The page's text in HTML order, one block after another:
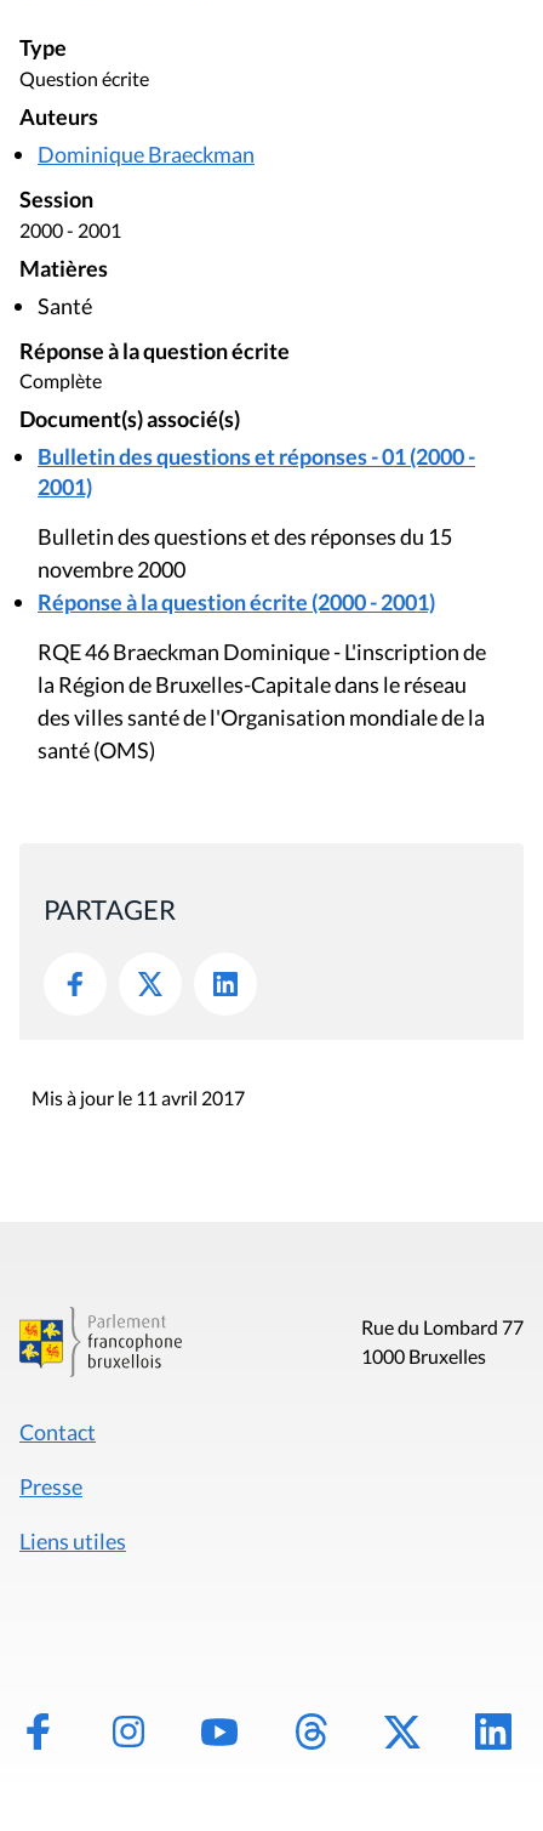
Type
Question écrite
Auteurs
Dominique Braeckman
Session
2000 - 2001
Matières
Santé
Réponse à la question écrite
Complète
Document(s) associé(s)
Bulletin des questions et réponses - 01 (2000 -
2001)
Bulletin des questions et des réponses du 15
novembre 2000
Réponse à la question écrite (2000 - 2001)
RQE 46 Braeckman Dominique - L'inscription de
la Région de Bruxelles-Capitale dans le réseau
des villes santé de l'Organisation mondiale de la
santé (OMS)
PARTAGER
Mis à jour le 11 avril 2017
Rue du Lombard 77
1000 Bruxelles
Contact
Presse
Liens utiles